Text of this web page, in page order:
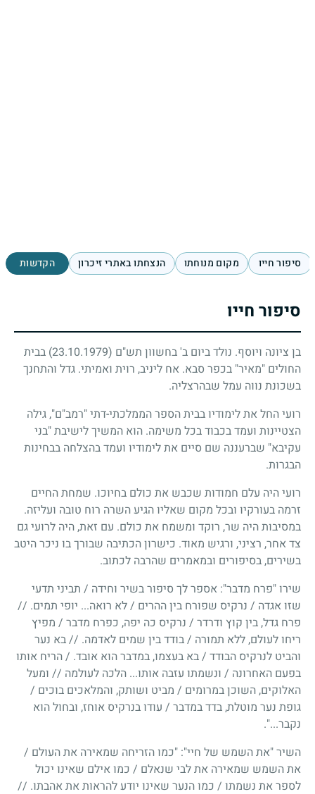
סיפור חייו מקום מנוחתו הנצחתו באתרי זיכרון הקדשות
סיפור חייו
בן ציונה ויוסף. נולד ביום ב' בחשוון תש"ם (23.10.1979)
בבית
החולים "מאיר" בכפר סבא. אח ליניב, רוית ואמיתי. גדל והתחנך
בשכונת נווה עמל שבהרצליה.
רועי החל את לימודיו בבית הספר הממלכתי-דתי "רמב"ם", גילה
הצטיינות ועמד בכבוד בכל משימה. הוא המשיך לישיבת "בני
עקיבא" שברעננה שם סיים את לימודיו ועמד בהצלחה בבחינות
הבגרות.
רועי היה עלם חמודות שכבש את כולם בחיוכו. שמחת החיים
זרמה בעורקיו ובכל מקום שאליו הגיע השרה רוח טובה ועליזה.
במסיבות היה שר, רוקד ומשמח את כולם. עם זאת, היה לרועי גם
צד אחר, רציני, ורגיש מאוד. כישרון הכתיבה שבורך בו ניכר היטב
בשירים, בסיפורים ובמאמרים שהרבה לכתוב.
שירו "פרח מדבר": אספר לך סיפור בשיר וחידה / תביני תדעי
שזו אגדה / נרקיס שפורח בין ההרים / לא רואה... יופי תמים. //
פרח גדל, בין קוץ ודרדר / נרקיס כה יפה, כפרח מדבר / מפיץ
ריחו לעולם, ללא תמורה / בודד בין שמים לאדמה. // בא נער
והביט לנרקיס הבודד / בא בעצמו, במדבר הוא אובד. / הריח אותו
בפעם האחרונה / ונשמתו עזבה אותו... הלכה לעולמה // ומעל
האלוקים, השוכן במרומים / מביט ושותק, והמלאכים בוכים /
גופת נער מוטלת, בדד במדבר / עודו בנרקיס אוחז, ובחול הוא
נקבר...".
השיר "את השמש של חיי": "כמו הזריחה שמאירה את העולם /
את השמש שמאירה את לבי שנאלם / כמו אילם שאינו יכול
לספר את נשמתו / כמו הנער שאינו יודע להראות את אהבתו. //